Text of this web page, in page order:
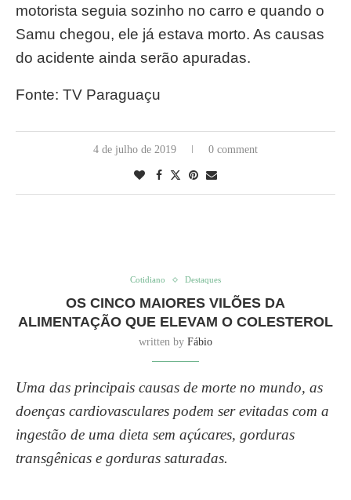
motorista seguia sozinho no carro e quando o
Samu chegou, ele já estava morto. As causas
do acidente ainda serão apuradas.
Fonte: TV Paraguaçu
4 de julho de 2019 0 comment
Cotidiano Destaques
OS CINCO MAIORES VILÕES DA
ALIMENTAÇÃO QUE ELEVAM O COLESTEROL
written by Fábio
Uma das principais causas de morte no mundo, as
doenças cardiovasculares podem ser evitadas com a
ingestão de uma dieta sem açúcares, gorduras
transgênicas e gorduras saturadas.